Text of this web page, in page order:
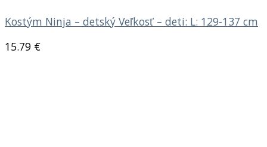
Kostým Ninja – detský Veľkosť – deti: L: 129-137 cm
15.79 €